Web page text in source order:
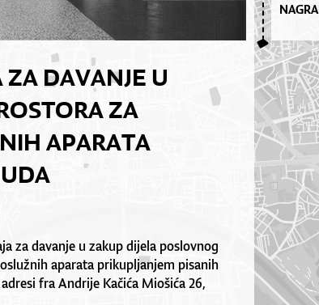
ZA DAVANJE U
ZA
APARATA
za davanje u zakup dijela poslovnog
aparata prikupljanjem pisanih
fra Andrije Kačića Miošića 26,